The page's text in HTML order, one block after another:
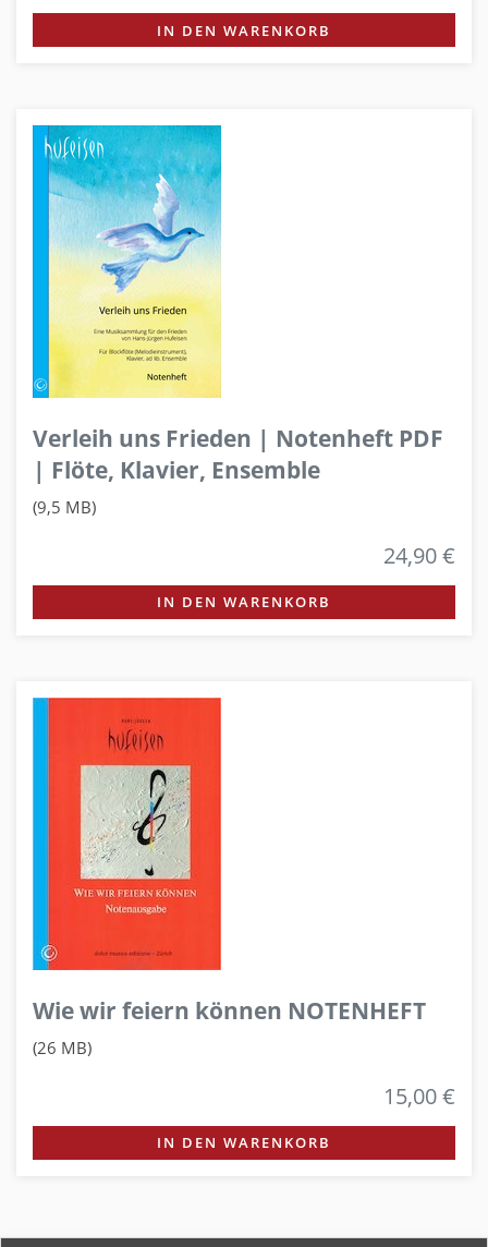
IN DEN WARENKORB
Verleih uns Frieden | Notenheft PDF
| Flöte, Klavier, Ensemble
(9,5 MB)
24,90 €
IN DEN WARENKORB
Wie wir feiern können NOTENHEFT
(26 MB)
15,00 €
IN DEN WARENKORB